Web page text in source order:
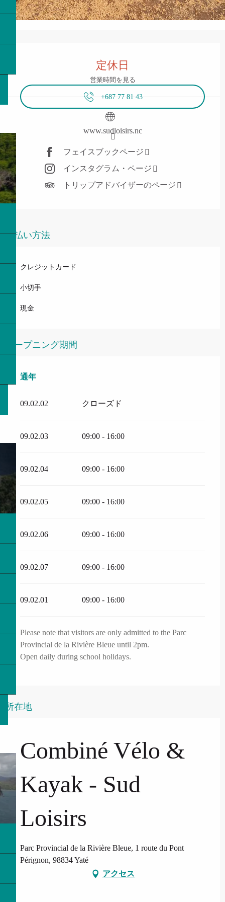
定休日
営業時間を見る
+687 77 81 43
www.sudloisirs.nc
フェイスブックページ
インスタグラム・ページ
トリップアドバイザーのページ
支払い方法
クレジットカード
小切手
現金
オープニング期間
通年
通年
09.02.02 クローズド
09.02.03 09:00 - 16:00
09.02.04 09:00 - 16:00
09.02.05 09:00 - 16:00
09.02.06 09:00 - 16:00
09.02.07 09:00 - 16:00
09.02.01 09:00 - 16:00
Please note that visitors are only admitted to the Parc
Provincial de la Rivière Bleue until 2pm.
Open daily during school holidays.
所在地
Combiné Vélo &
Kayak - Sud
Loisirs
Parc Provincial de la Rivière Bleue, 1 route du Pont
Pérignon, 98834 Yaté
アクセス